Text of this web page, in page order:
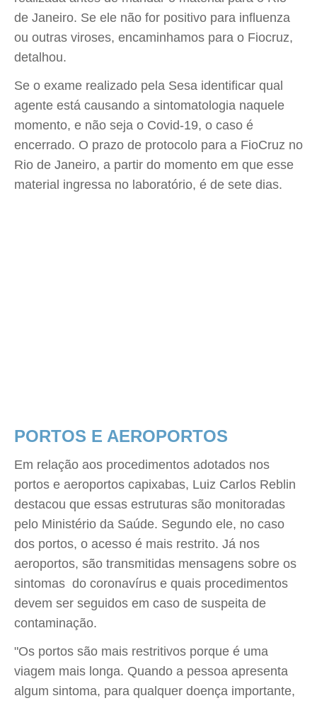
de Janeiro. Se ele não for positivo para influenza
ou outras viroses, encaminhamos para o Fiocruz,
detalhou.
Se o exame realizado pela Sesa identificar qual
agente está causando a sintomatologia naquele
momento, e não seja o Covid-19, o caso é
encerrado. O prazo de protocolo para a FioCruz no
Rio de Janeiro, a partir do momento em que esse
material ingressa no laboratório, é de sete dias.
PORTOS E AEROPORTOS
Em relação aos procedimentos adotados nos
portos e aeroportos capixabas, Luiz Carlos Reblin
destacou que essas estruturas são monitoradas
pelo Ministério da Saúde. Segundo ele, no caso
dos portos, o acesso é mais restrito. Já nos
aeroportos, são transmitidas mensagens sobre os
sintomas do coronavírus e quais procedimentos
devem ser seguidos em caso de suspeita de
contaminação.
"Os portos são mais restritivos porque é uma
viagem mais longa. Quando a pessoa apresenta
algum sintoma, para qualquer doença importante,